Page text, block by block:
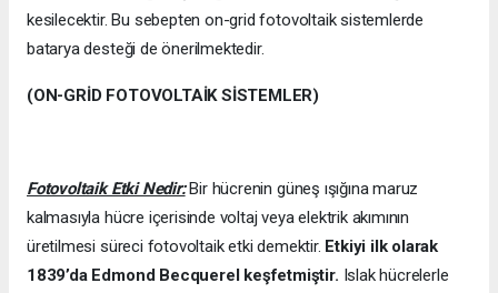
kesilecektir. Bu sebepten on-grid fotovoltaik sistemlerde
batarya desteği de önerilmektedir.
(ON-GRİD FOTOVOLTAİK SİSTEMLER)
Fotovoltaik Etki Nedir:Bir hücrenin güneş ışığına maruz
kalmasıyla hücre içerisinde voltaj veya elektrik akımının
üretilmesi süreci fotovoltaik etki demektir. Etkiyi ilk olarak
1839’da Edmond Becquerel keşfetmiştir. Islak hücrelerle